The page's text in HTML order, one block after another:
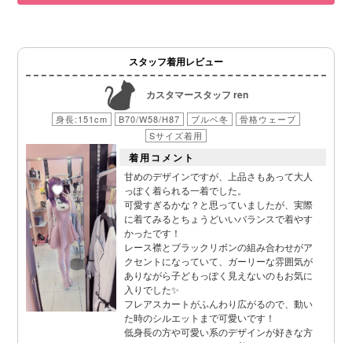
スタッフ着用レビュー
カスタマースタッフ ren
身長:151cm B70/W58/H87 ブルベ冬
骨格ウェーブ
Sサイズ着用
着用コメント
甘めのデザインですが、上品さもあって大人
っぽく着られる一着でした。
可愛すぎるかな？と思っていましたが、実際
に着てみるとちょうどいいバランスで着やす
かったです！
レース襟とブラックリボンの組み合わせがア
クセントになっていて、ガーリーな雰囲気が
ありながら子どもっぽく見えないのもお気に
入りでした✨
フレアスカートがふんわり広がるので、動い
た時のシルエットまで可愛いです！
低身長の方や可愛い系のデザインが好きな方